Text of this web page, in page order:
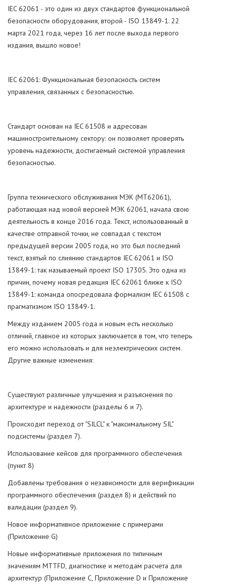
IEC 62061 - это один из двух стандартов функциональной
безопасности оборудования, второй - ISO 13849-1. 22
марта 2021 года, через 16 лет после выхода первого
издания, вышло новое!
IEC 62061: Функциональная безопасность систем
управления, связанных с безопасностью.
Стандарт основан на IEC 61508 и адресован
машиностроительному сектору: он позволяет проверять
уровень надежности, достигаемый системой управления
безопасностью.
Группа технического обслуживания МЭК (MT62061),
работающая над новой версией МЭК 62061, начала свою
деятельность в конце 2016 года. Текст, использованный в
качестве отправной точки, не совпадал с текстом
предыдущей версии 2005 года, но это был последний
текст, взятый по слиянию стандартов IEC 62061 и ISO
13849-1: так называемый проект ISO 17305. Это одна из
причин, почему новая редакция IEC 62061 ближе к ISO
13849-1: команда опосредовала формализм IEC 61508 с
прагматизмом ISO 13849-1.
Между изданием 2005 года и новым есть несколько
отличий, главное из которых заключается в том, что теперь
его можно использовать и для неэлектрических систем.
Другие важные изменения:
Существуют различные улучшения и разъяснения по
архитектуре и надежности (разделы 6 и 7).
Происходит переход от "SILCL" к "максимальному SIL"
подсистемы (раздел 7).
Использование кейсов для программного обеспечения
(пункт 8)
Добавлены требования о независимости для верификации
программного обеспечения (раздел 8) и действий по
валидации (раздел 9).
Новое информативное приложение с примерами
(Приложение G)
Новые информативные приложения по типичным
значениям MTTFD, диагностике и методам расчета для
архитектур (Приложение C, Приложение D и Приложение